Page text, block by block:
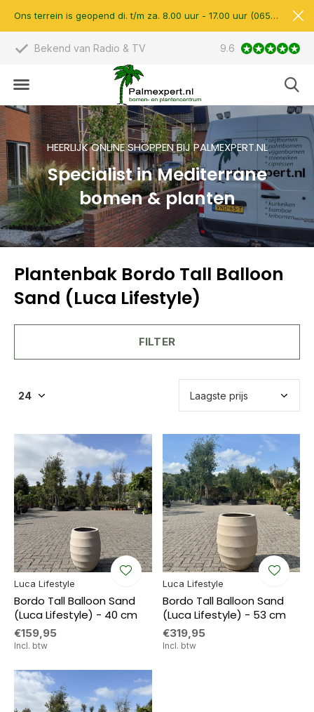
Bekend van Radio & TV Scherpe prijzen
9.6
Ons terrein is geopend di. t/m za. 8.00 uur - 17.00 uur (0657510597)
HEERLIJK ONLINE SHOPPEN BIJ PALMEXPERT.NL
Specialist in Mediterrane
bomen & planten
Plantenbak Bordo Tall Balloon
Sand (Luca Lifestyle)
FILTER
Luca Lifestyle
Bordo Tall Balloon Sand
(Luca Lifestyle) - 40 cm
€159,95
Incl. btw
Luca Lifestyle
Bordo Tall Balloon Sand
(Luca Lifestyle) - 53 cm
€319,95
Incl. btw